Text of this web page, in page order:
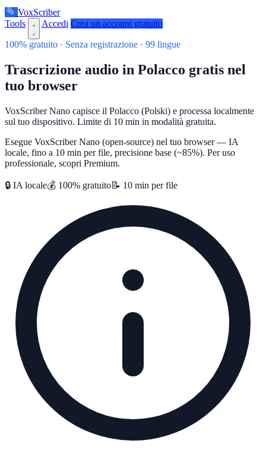
VoxScriber
Tools
Accedi Crea un account gratuito
100% gratuito · Senza registrazione · 99 lingue
Trascrizione audio in Polacco gratis nel
tuo browser
VoxScriber Nano capisce il Polacco (Polski) e processa localmente
sul tuo dispositivo. Limite di 10 min in modalità gratuita.
Esegue VoxScriber Nano (open-source) nel tuo browser — IA
locale, fino a 10 min per file, precisione base (~85%). Per uso
professionale, scopri Premium.
🔒 IA locale💰 100% gratuito📝 10 min per file